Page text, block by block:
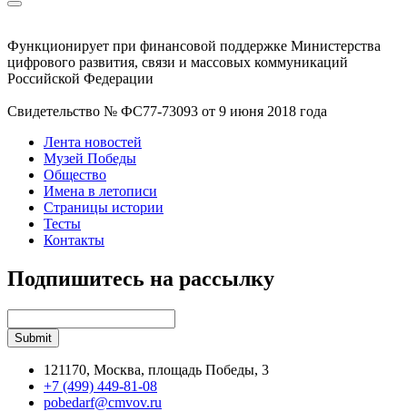
Функционирует при финансовой поддержке Министерства
цифрового развития, связи и массовых коммуникаций
Российской Федерации
Свидетельство № ФС77-73093 от 9 июня 2018 года
Лента новостей
Музей Победы
Общество
Имена в летописи
Страницы истории
Тесты
Контакты
Подпишитесь на рассылку
121170, Москва, площадь Победы, 3
+7 (499) 449-81-08
pobedarf@cmvov.ru